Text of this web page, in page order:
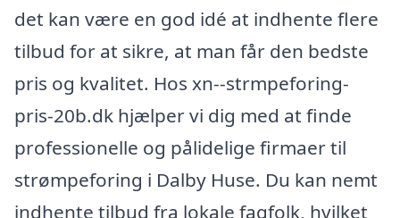
det kan være en god idé at indhente flere
tilbud for at sikre, at man får den bedste
pris og kvalitet. Hos xn--strmpeforing-
pris-20b.dk hjælper vi dig med at finde
professionelle og pålidelige firmaer til
strømpeforing i Dalby Huse. Du kan nemt
indhente tilbud fra lokale fagfolk, hvilket